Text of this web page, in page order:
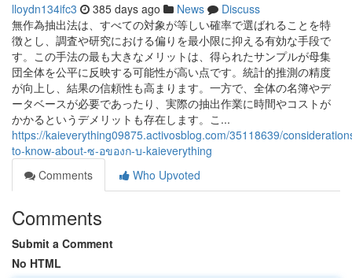
lloydn134ifc3 385 days ago News
Discuss
無作為抽出法は、すべての対象が等しい確率で選ばれることを特
徴とし、調査や研究における偏りを最小限に抑える有効な手段で
す。この手法の最も大きなメリットは、得られたサンプルが母集
団全体を公平に反映する可能性が高い点です。統計的推測の精度
が向上し、結果の信頼性も高まります。一方で、全体の名簿やデ
ータベースが必要であったり、実際の抽出作業に時間やコストが
かかるというデメリットも存在します。こ...
https://kaieverything09875.activosblog.com/35118639/
to-know-about-ซ-อของก-บ-kaieverything
Comments
Who Upvoted
Comments
Submit a Comment
No HTML